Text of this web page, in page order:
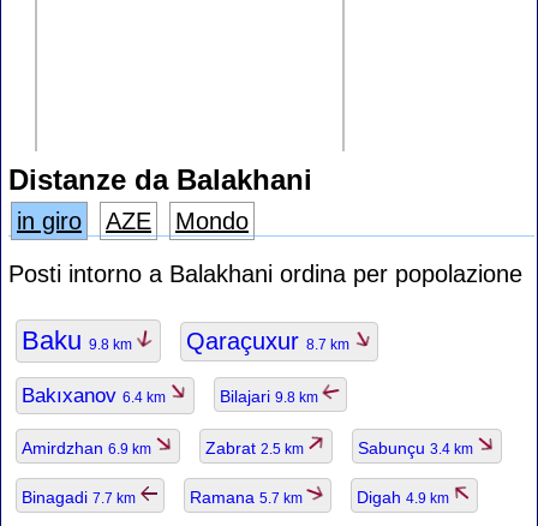
Distanze da Balakhani
in giro AZE
Mondo
Posti intorno a Balakhani ordina per popolazione
Baku 9.8 km Qaraçuxur 8.7 km
Bakıxanov 6.4 km Bilajari 9.8 km
Amirdzhan 6.9 km Zabrat 2.5 km Sabunçu 3.4 km
Binagadi 7.7 km Ramana 5.7 km Digah 4.9 km